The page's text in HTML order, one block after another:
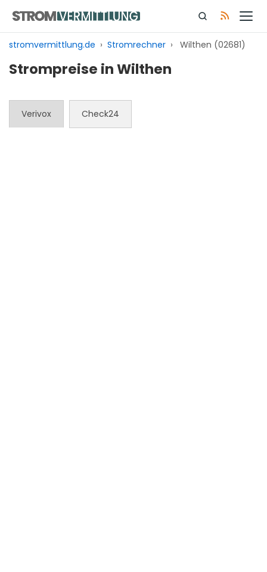
Inhalt
springen
stromvermittlung.de › Stromrechner › Wilthen (02681)
Strompreise in Wilthen
Verivox Check24